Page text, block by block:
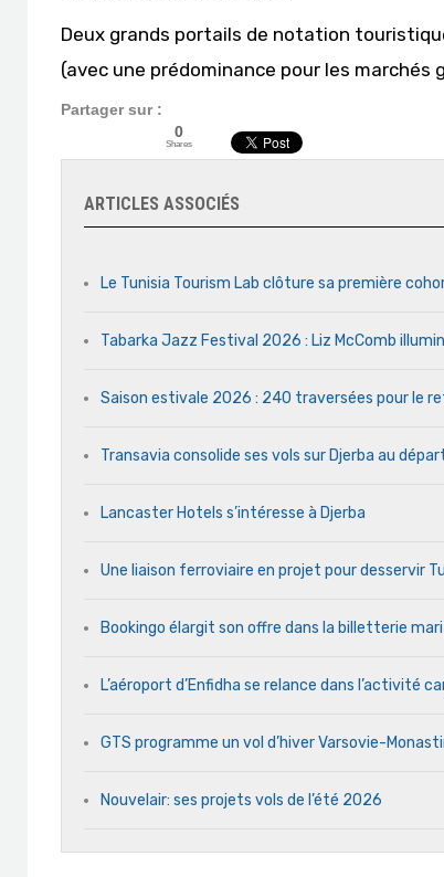
Deux grands portails de notation
(avec une prédominance pour les
Partager sur :
0
Shares
ARTICLES ASSOCIÉS
Le Tunisia Tourism Lab clôture sa première
Tabarka Jazz Festival 2026 : Liz McComb
Saison estivale 2026 : 240 traversées pour le
Transavia consolide ses vols sur Djerba au
Lancaster Hotels s’intéresse à Djerba
Une liaison ferroviaire en projet pour desservir
Bookingo élargit son offre dans la billetterie
L’aéroport d’Enfidha se relance dans l’activité
GTS programme un vol d’hiver Varsovie-
Nouvelair: ses projets vols de l’été 2026